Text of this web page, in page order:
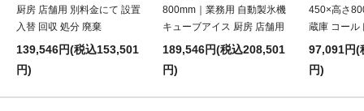
厨房 店舗用 別料金にて 設置
入替 回収 処分 廃棄
139,546円(税込153,501
円)
800mm｜業務用 自動製氷機
キューブアイス 厨房 店舗用
189,546円(税込208,501
円)
450×高さ
蔵庫 コール
97,091円(
円)